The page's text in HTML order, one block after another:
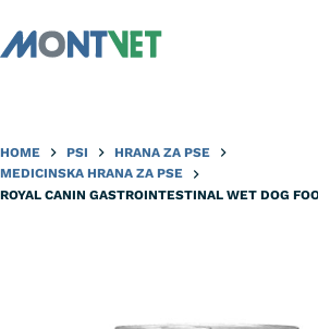
HOME PSI
HRANA ZA PSE
MEDICINSKA HRANA ZA PSE
ROYAL CANIN GASTROINTESTINAL WET DOG